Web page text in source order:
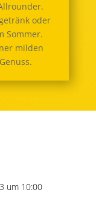
oder
Sommer.
milden
um 10:00